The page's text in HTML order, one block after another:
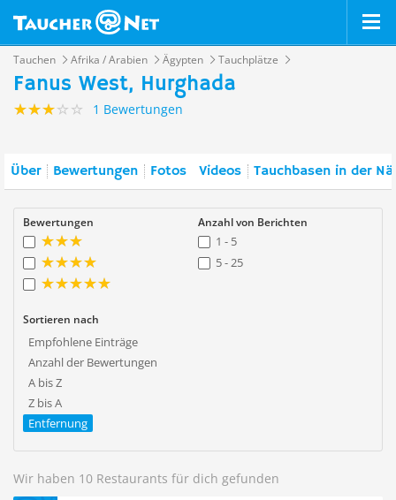
Tauchen Afrika / Arabien Ägypten Tauchplätze
Fanus West, Hurghada
1 Bewertungen
Über Bewertungen Fotos Videos Tauchbasen in der
Bewertungen Anzahl von Berichten
1 - 5
5 - 25
Sortieren nach
Empfohlene Einträge
Anzahl der Bewertungen
A bis Z
Z bis A
Entfernung
Wir haben 10 Restaurants für dich gefunden